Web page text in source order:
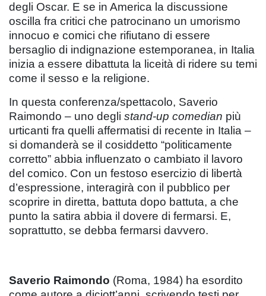
degli Oscar. E se in America la discussione
oscilla fra critici che patrocinano un umorismo
innocuo e comici che rifiutano di essere
bersaglio di indignazione estemporanea, in Italia
inizia a essere dibattuta la liceità di ridere su temi
come il sesso e la religione.
In questa conferenza/spettacolo, Saverio
Raimondo – uno degli stand-up comedian più
urticanti fra quelli affermatisi di recente in Italia –
si domanderà se il cosiddetto “politicamente
corretto” abbia influenzato o cambiato il lavoro
del comico. Con un festoso esercizio di libertà
d’espressione, interagirà con il pubblico per
scoprire in diretta, battuta dopo battuta, a che
punto la satira abbia il dovere di fermarsi. E,
soprattutto, se debba fermarsi davvero.
Saverio Raimondo (Roma, 1984) ha esordito